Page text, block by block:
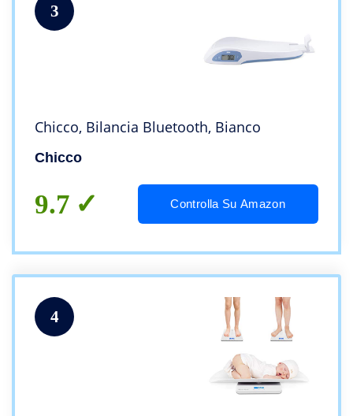
3
Chicco, Bilancia Bluetooth, Bianco
Chicco
9.7 Controlla Su Amazon
4